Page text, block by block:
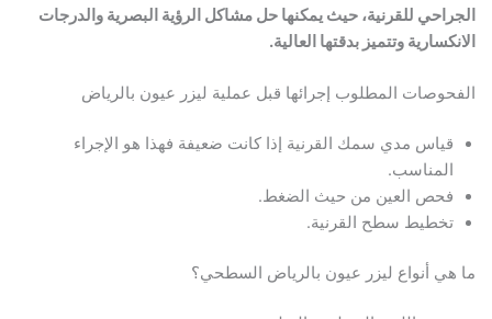
الجراحي للقرنية، حيث يمكنها حل مشاكل الرؤية البصرية والدرجات
الانكسارية وتتميز بدقتها العالية.
الفحوصات المطلوب إجرائها قبل عملية ليزر عيون بالرياض
قياس مدي سمك القرنية إذا كانت ضعيفة فهذا هو الإجراء
المناسب.
فحص العين من حيث الضغط.
تخطيط سطح القرنية.
ما هي أنواع ليزر عيون بالرياض السطحي؟